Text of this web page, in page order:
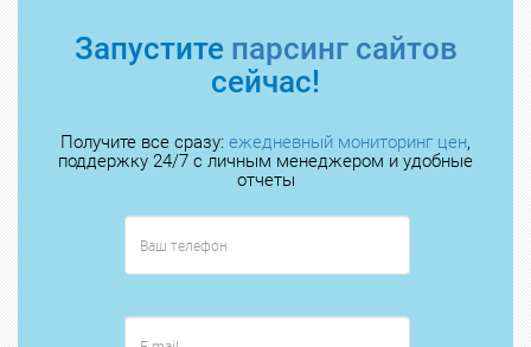
Запустите парсинг сайтов
сейчас!
Получите все сразу: ежедневный мониторинг цен,
поддержку 24/7 с личным менеджером и удобные
отчеты